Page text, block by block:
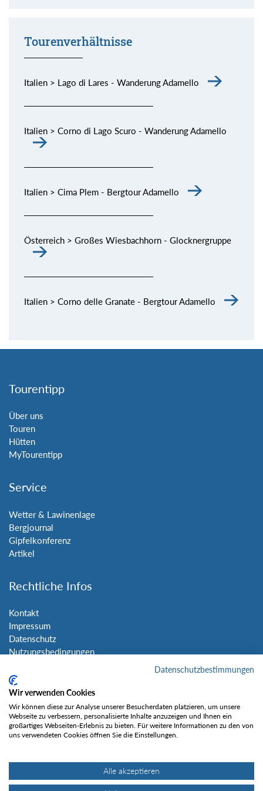
Tourenverhältnisse
Italien > Lago di Lares - Wanderung Adamello
Italien > Corno di Lago Scuro - Wanderung Adamello
Italien > Cima Plem - Bergtour Adamello
Österreich > Großes Wiesbachhorn - Glocknergruppe
Italien > Corno delle Granate - Bergtour Adamello
Tourentipp
Über uns
Touren
Hütten
MyTourentipp
Service
Wetter & Lawinenlage
Bergjournal
Gipfelkonferenz
Artikel
Rechtliche Infos
Kontakt
Impressum
Datenschutz
Nutzungsbedingungen
Social Media
Gefällt mir
Datenschutzbestimmungen
Wir verwenden Cookies
Wir können diese zur Analyse unserer Besucherdaten platzieren, um unsere
Webseite zu verbessern, personalisierte Inhalte anzuzeigen und Ihnen ein
großartiges Webseiten-Erlebnis zu bieten. Für weitere Informationen zu den von
uns verwendeten Cookies öffnen Sie die Einstellungen.
Alle akzeptieren